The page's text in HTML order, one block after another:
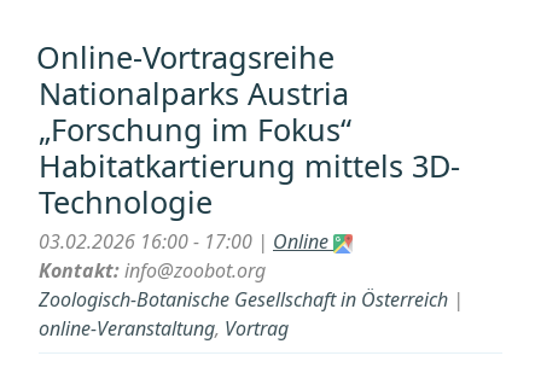
Kurse“
Online-Vortragsreihe
Nationalparks Austria
„Forschung im Fokus“
Habitatkartierung mittels 3D-
Technologie
03.02.2026 16:00 - 17:00 | Online
Kontakt:info@zoobot.org
Zoologisch-Botanische Gesellschaft in Österreich |
online-Veranstaltung, Vortrag